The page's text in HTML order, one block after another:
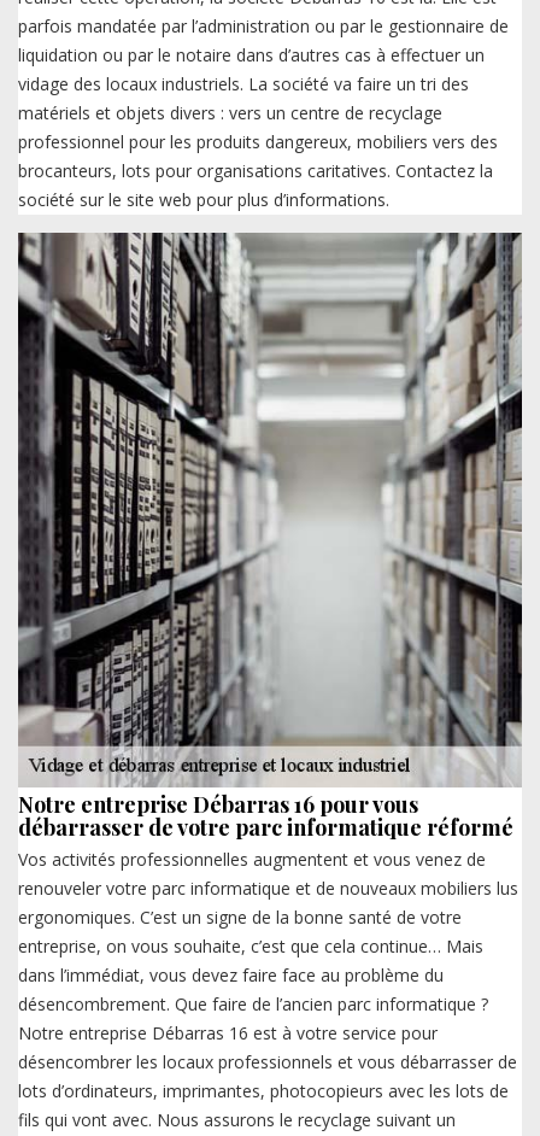
parfois mandatée par l’administration ou par le gestionnaire de
liquidation ou par le notaire dans d’autres cas à effectuer un
vidage des locaux industriels. La société va faire un tri des
matériels et objets divers : vers un centre de recyclage
professionnel pour les produits dangereux, mobiliers vers des
brocanteurs, lots pour organisations caritatives. Contactez la
société sur le site web pour plus d’informations.
Notre entreprise Débarras 16 pour vous
débarrasser de votre parc informatique réformé
Vos activités professionnelles augmentent et vous venez de
renouveler votre parc informatique et de nouveaux mobiliers lus
ergonomiques. C’est un signe de la bonne santé de votre
entreprise, on vous souhaite, c’est que cela continue… Mais
dans l’immédiat, vous devez faire face au problème du
désencombrement. Que faire de l’ancien parc informatique ?
Notre entreprise Débarras 16 est à votre service pour
désencombrer les locaux professionnels et vous débarrasser de
lots d’ordinateurs, imprimantes, photocopieurs avec les lots de
fils qui vont avec. Nous assurons le recyclage suivant un